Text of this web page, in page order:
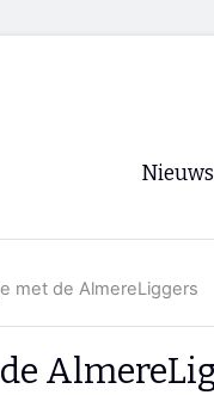
Nieuws
RSS
met de AlmereLiggers